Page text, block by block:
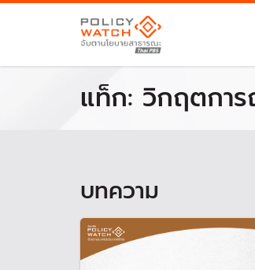
แท็ก: วิกฤตกา
บทความ